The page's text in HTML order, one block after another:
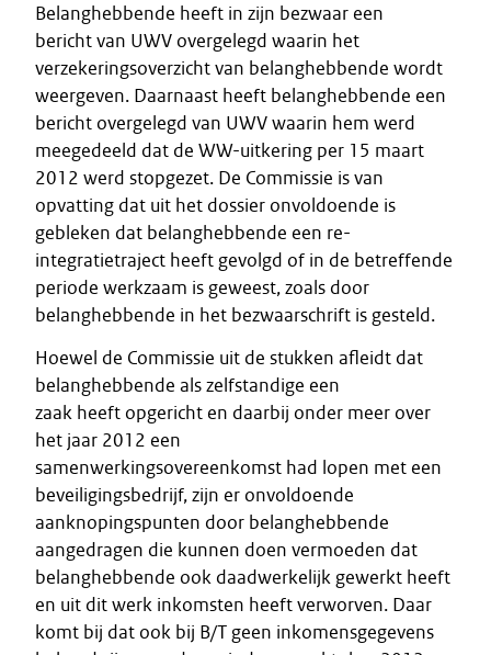
Belanghebbende heeft in zijn bezwaar een
bericht van UWV overgelegd waarin het
verzekeringsoverzicht van belanghebbende wordt
weergeven. Daarnaast heeft belanghebbende een
bericht overgelegd van UWV waarin hem werd
meegedeeld dat de WW-uitkering per 15 maart
2012 werd stopgezet. De Commissie is van
opvatting dat uit het dossier onvoldoende is
gebleken dat belanghebbende een re-
integratietraject heeft gevolgd of in de betreffende
periode werkzaam is geweest, zoals door
belanghebbende in het bezwaarschrift is gesteld.
Hoewel de Commissie uit de stukken afleidt dat
belanghebbende als zelfstandige een
zaak heeft opgericht en daarbij onder meer over
het jaar 2012 een
samenwerkingsovereenkomst had lopen met een
beveiligingsbedrijf, zijn er onvoldoende
aanknopingspunten door belanghebbende
aangedragen die kunnen doen vermoeden dat
belanghebbende ook daadwerkelijk gewerkt heeft
en uit dit werk inkomsten heeft verworven. Daar
komt bij dat ook bij B/T geen inkomensgegevens